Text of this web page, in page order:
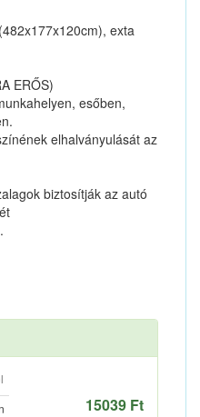
exta
ERŐS)
esőben,
elhalványulását az
biztosítják az autó
15039 Ft